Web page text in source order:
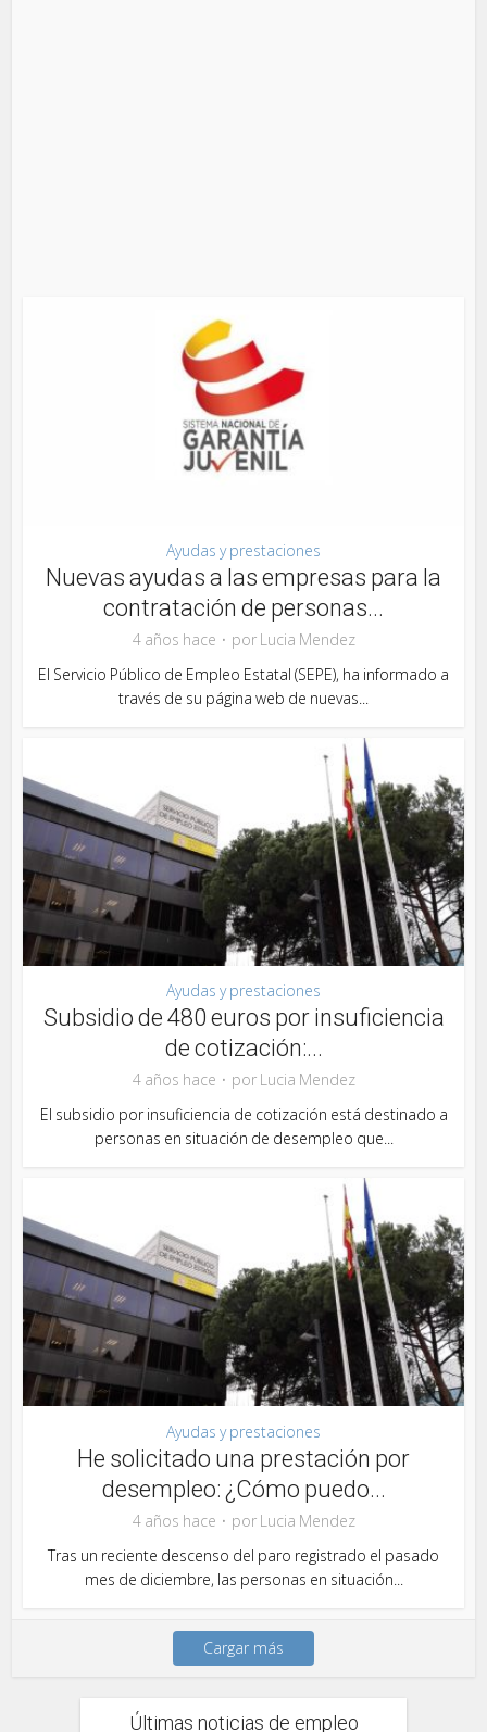
Ayudas y prestaciones
Nuevas ayudas a las empresas para la
contratación de personas...
4 años hace por Lucia Mendez
El Servicio Público de Empleo Estatal (SEPE), ha informado a
través de su página web de nuevas...
Ayudas y prestaciones
Subsidio de 480 euros por insuficiencia
de cotización:...
4 años hace por Lucia Mendez
El subsidio por insuficiencia de cotización está destinado a
personas en situación de desempleo que...
Ayudas y prestaciones
He solicitado una prestación por
desempleo: ¿Cómo puedo...
4 años hace por Lucia Mendez
Tras un reciente descenso del paro registrado el pasado
mes de diciembre, las personas en situación...
Cargar más
Últimas noticias de empleo